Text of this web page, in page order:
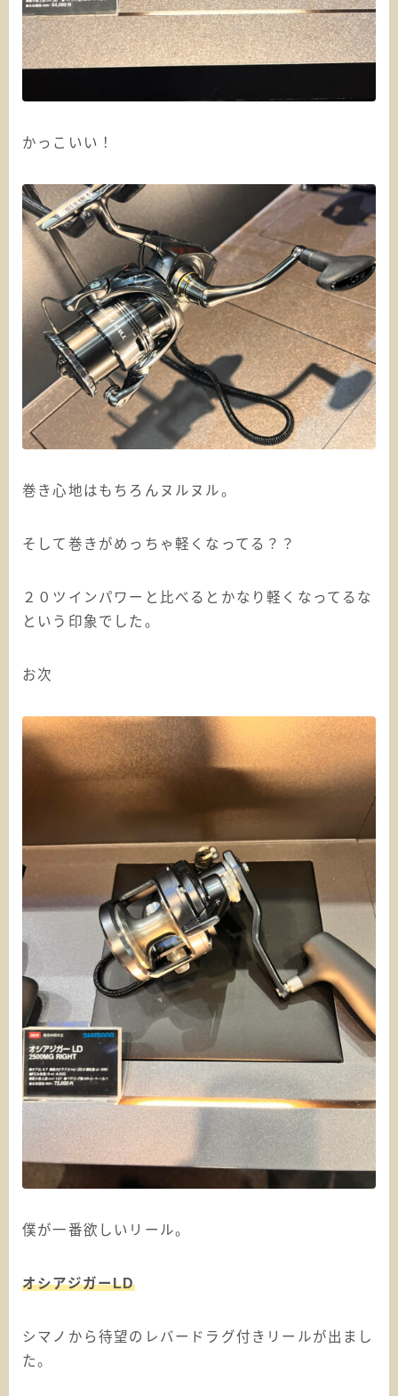
かっこいい！
巻き心地はもちろんヌルヌル。
そして巻きがめっちゃ軽くなってる？？
２０ツインパワーと比べるとかなり軽くなってるな
という印象でした。
お次
僕が一番欲しいリール。
オシアジガーLD
シマノから待望のレバードラグ付きリールが出まし
た。